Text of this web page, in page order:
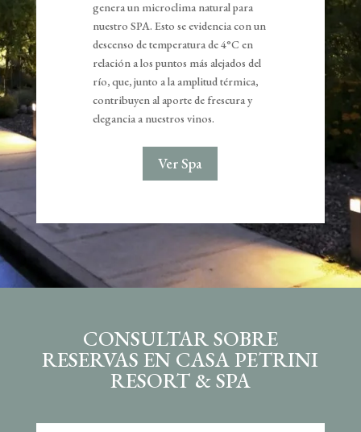
genera un microclima natural para
nuestro SPA. Esto se evidencia con un
descenso de temperatura de 4°C en
relación a los puntos más alejados del
río, que, junto a la amplitud térmica,
contribuyen al aporte de frescura y
elegancia a nuestros vinos.
Ver Spa
CONSULTAR SOBRE
RESERVAS EN CASA PETRINI
RESORT & SPA